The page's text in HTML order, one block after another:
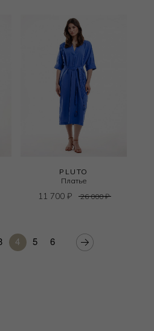
PLUTO
Платье
11 700 ₽ 26 000₽
4 5 6